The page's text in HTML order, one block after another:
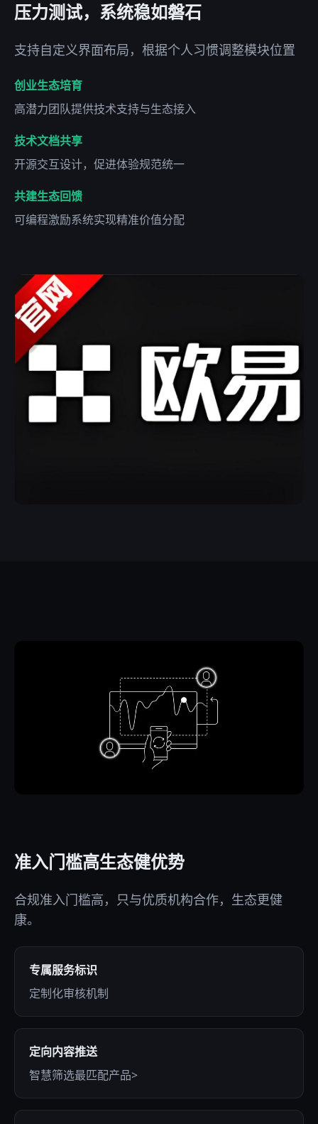
压力测试，系统稳如磐石
支持自定义界面布局，根据个人习惯调整模块位置
创业生态培育
高潜力团队提供技术支持与生态接入
技术文档共享
开源交互设计，促进体验规范统一
共建生态回馈
可编程激励系统实现精准价值分配
准入门槛高生态健优势
合规准入门槛高，只与优质机构合作，生态更健
康。
专属服务标识
定制化审核机制
定向内容推送
智慧筛选最匹配产品>